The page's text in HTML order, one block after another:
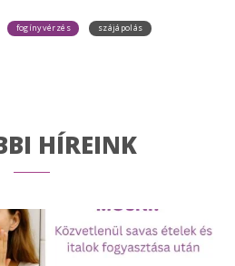
fogínyvérzés szájápolás
HÍREINK